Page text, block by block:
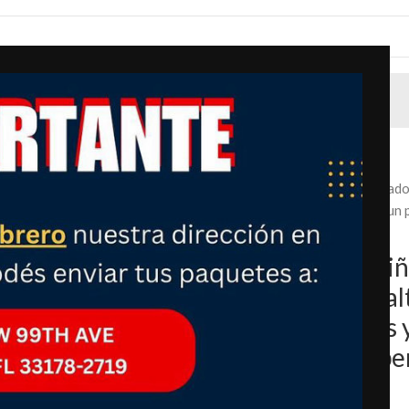
Inicio
Juguetes
Nattork Patinete para niños de 8 a 12 años,
plegable, ruedas grandes y resistentes para
antigolpes para niños y niñas
Nattork Patinete para
adolescentes y adultos,
plegable, ruedas
paseo suave, ligero,
para niños y niñas